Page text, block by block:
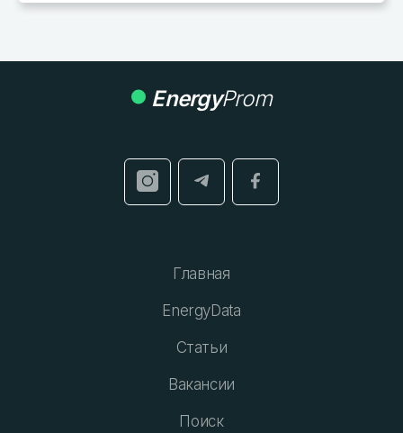
EnergyProm
Главная
EnergyData
Статьи
Вакансии
Поиск